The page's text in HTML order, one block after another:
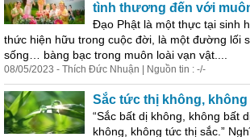
tình thương đến với
Đạo Phật là một thực tại sinh
thức hiện hữu trong cuộc đời, là một đường lối
sống… bàng bạc trong muôn loài vạn vật....
08/05/2023 - Thích Đức Nhuận | Nguồn tin : -/-
Sắc tức thị không,
“Sắc bất dị không, không bất
không, không tức thị sắc.”